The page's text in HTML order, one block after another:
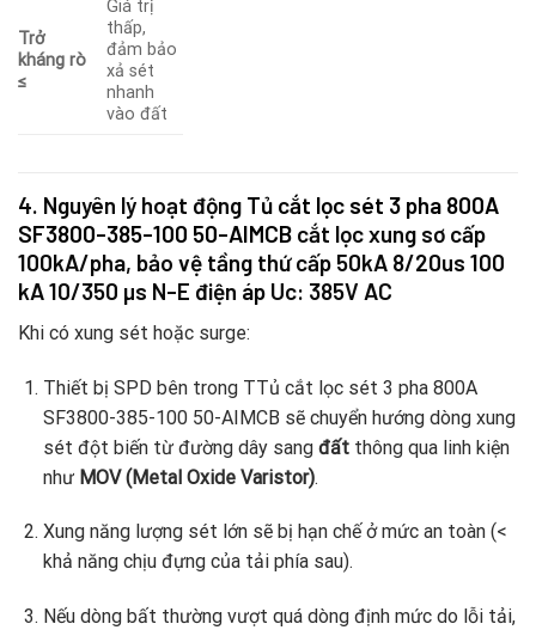
Trở
kháng rò
≤
Giá trị
thấp,
đảm bảo
xả sét
nhanh
vào đất
4. Nguyên lý hoạt động Tủ cắt lọc sét 3 pha 800A
SF3800-385-100 50-AIMCB cắt lọc xung sơ cấp
100kA/pha, bảo vệ tầng thứ cấp 50kA 8/20us 100
kA 10/350 µs N-E điện áp Uc: 385V AC
Khi có xung sét hoặc surge:
Thiết bị SPD bên trong TTủ cắt lọc sét 3 pha 800A
SF3800-385-100 50-AIMCB sẽ chuyển hướng dòng xung
sét đột biến từ đường dây sang đấtthông qua linh kiện
như MOV (Metal Oxide Varistor).
Xung năng lượng sét lớn sẽ bị hạn chế ở mức an toàn (<
khả năng chịu đựng của tải phía sau).
Nếu dòng bất thường vượt quá dòng định mức do lỗi tải,